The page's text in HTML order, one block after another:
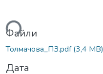
Файли
Толмачова_ПЗ.pdf(3,4 MB)
Дата